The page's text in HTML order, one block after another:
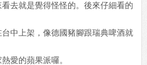
去就是覺得怪怪的。後來仔細看的
中上架，像德國豬腳跟瑞典啤酒就
愛的蘋果派囉。